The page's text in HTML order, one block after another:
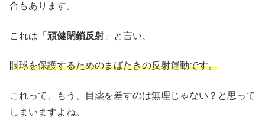
合もあります。
これは「 頑健閉鎖反射 」と言い、
眼球を保護するためのまばたきの反射運動です。
これって、もう、目薬を差すのは無理じゃない？と思って
しまいますよね。